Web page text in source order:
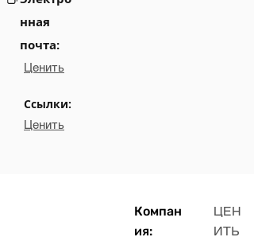
нная
почта:
Ценить
Ссылки:
Ценить
Компан
ия:
ЦЕН
ИТЬ